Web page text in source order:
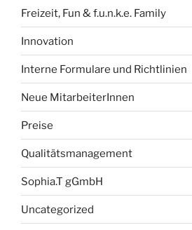
Freizeit, Fun & f.u.n.k.e. Family
Innovation
Interne Formulare und Richtlinien
Neue MitarbeiterInnen
Preise
Qualitätsmanagement
Sophia.T gGmbH
Uncategorized